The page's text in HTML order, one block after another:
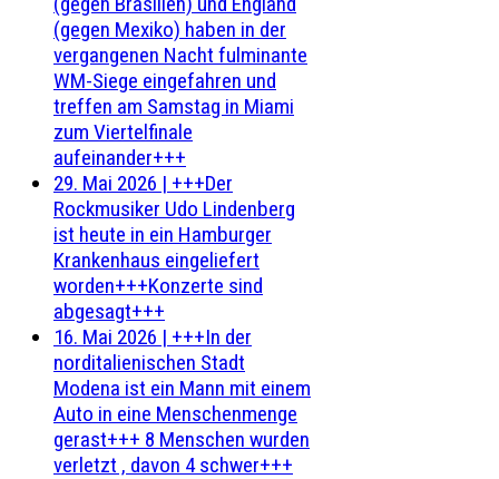
(gegen Mexiko) haben in der
vergangenen Nacht fulminante
WM-Siege eingefahren und
treffen am Samstag in Miami
zum Viertelfinale
aufeinander+++
29. Mai 2026 | +++Der
Rockmusiker Udo Lindenberg
ist heute in ein Hamburger
Krankenhaus eingeliefert
worden+++Konzerte sind
abgesagt+++
16. Mai 2026 | +++In der
norditalienischen Stadt
Modena ist ein Mann mit einem
Auto in eine Menschenmenge
gerast+++ 8 Menschen wurden
verletzt , davon 4 schwer+++